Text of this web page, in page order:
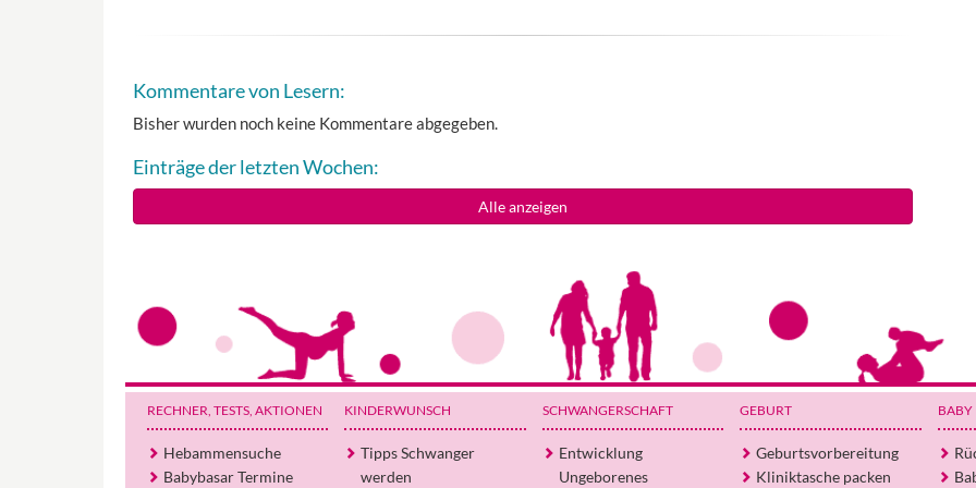
Kommentare von Lesern:
Bisher wurden noch keine Kommentare abgegeben.
Einträge der letzten Wochen:
Alle anzeigen
RECHNER, TESTS, AKTIONEN
Hebammensuche
Babybasar Termine
KINDERWUNSCH
Tipps Schwanger
werden
SCHWANGERSCHAFT
Entwicklung
Ungeborenes
GEBURT
Geburtsvorbereitung
Kliniktasche packen
BABY